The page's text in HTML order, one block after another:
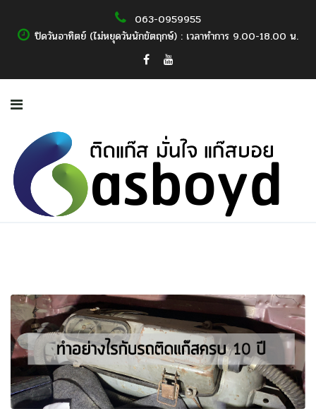
063-0959955
ปิดวันอาทิตย์ (ไม่หยุดวันนักขัตฤกษ์) : เวลาทำการ 9.00-18.00 น.